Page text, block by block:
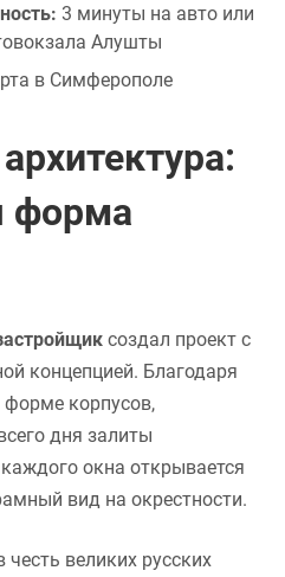
3 минуты на авто или
Алушты
в Симферополе
форма
создал проект с
концепцией. Благодаря
корпусов,
дня залиты
окна открывается
вид на окрестности.
великих русских